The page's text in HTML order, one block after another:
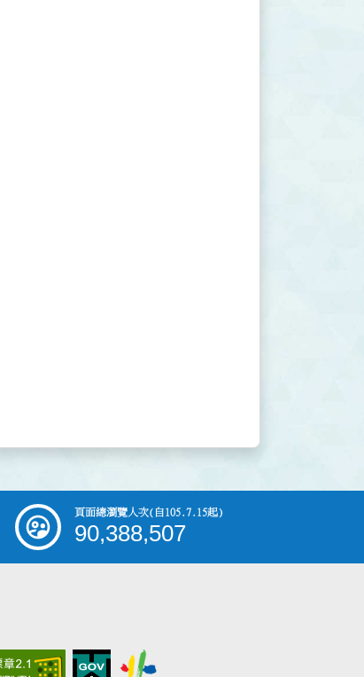
頁面總瀏覽人次(自105.7.15起)
90,388,507